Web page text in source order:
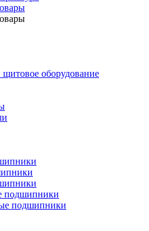
щитовое оборудование
подшипники
подшипники